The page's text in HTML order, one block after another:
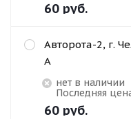
60 руб.
Авторота-2, г.
А
Нет в наличии
Последняя
60 руб.